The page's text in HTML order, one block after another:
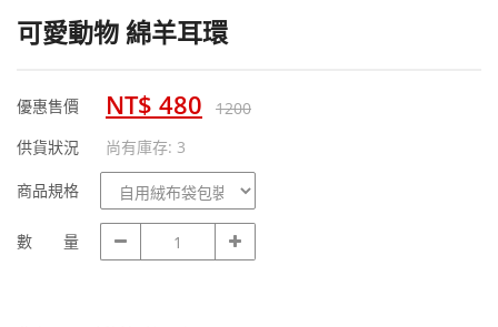
可愛動物 綿羊耳環
優惠售價 NT$ 480
1200
供貨狀況
尚有庫存: 3
商品規格
商
品
規
數 量
數
量